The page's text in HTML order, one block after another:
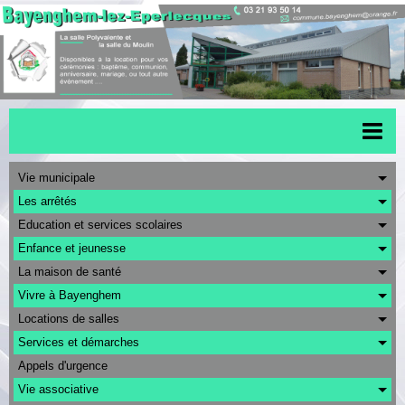
Accueil
Menu scolaire
Actualités
Transports
Urbanisme
CAPSO
Agenda
Vie municipale
Les arrêtés
Education et services scolaires
Enfance et jeunesse
La maison de santé
Vivre à Bayenghem
Locations de salles
Services et démarches
Appels d'urgence
Vie associative